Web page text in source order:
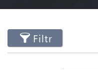
Filtr